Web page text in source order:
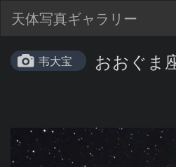
天体写真ギャラリー
韦大宝 おおぐま